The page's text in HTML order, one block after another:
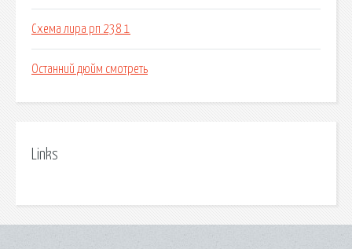
Схема лира рп 238 1
Останний дюйм смотреть
Links